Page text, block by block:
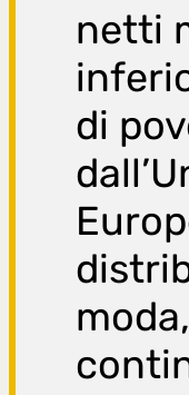
netti
di